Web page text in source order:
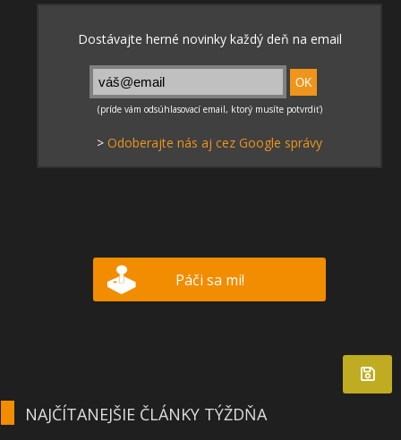
> Odoberajte nás aj cez Google správy
Páči sa mi!
NAJČÍTANEJŠIE ČLÁNKY TÝŽDŇA